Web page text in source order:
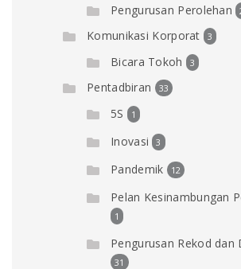
Pengurusan Perolehan
Komunikasi Korporat 3
Bicara Tokoh 3
Pentadbiran 33
5S 1
Inovasi 3
Pandemik 12
Pelan Kesinambungan
1
Pengurusan Rekod dan
31